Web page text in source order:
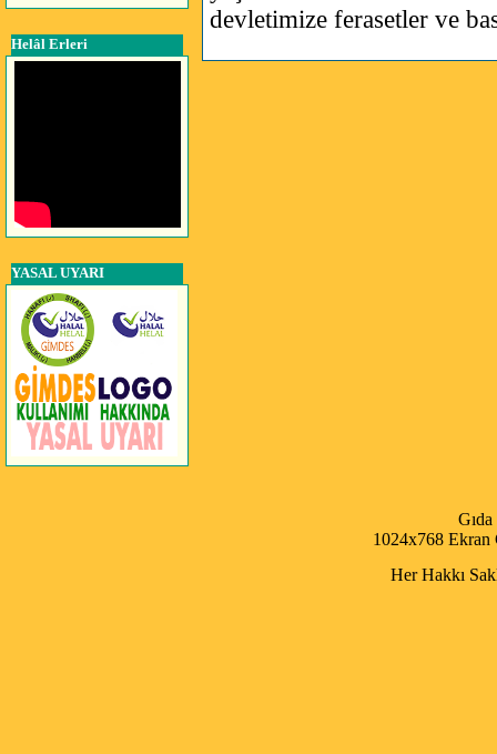
Helâl Erleri
YASAL UYARI
devletimize ferasetler ve
1024x768 Ekran
Her Hakkı